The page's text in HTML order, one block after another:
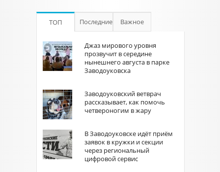
ТОП Последние Важное
Джаз мирового уровня
прозвучит в середине
нынешнего августа в парке
Заводоуковска
Заводоуковский ветврач
рассказывает, как помочь
четвероногим в жару
В Заводоуковске идёт приём
заявок в кружки и секции
через региональный
цифровой сервис